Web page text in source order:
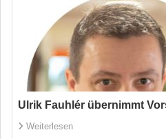
Ulrik Fauhlér übernimmt
Weiterlesen